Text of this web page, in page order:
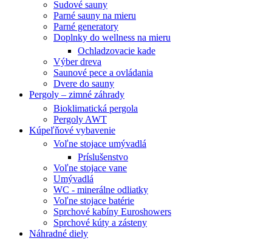
Sudové sauny
Parné sauny na mieru
Parné generatory
Doplnky do wellness na mieru
Ochladzovacie kade
Výber dreva
Saunové pece a ovládania
Dvere do sauny
Pergoly – zimné záhrady
Bioklimatická pergola
Pergoly AWT
Kúpeľňové vybavenie
Voľne stojace umývadlá
Príslušenstvo
Voľne stojace vane
Umývadlá
WC - minerálne odliatky
Voľne stojace batérie
Sprchové kabíny Euroshowers
Sprchové kúty a zásteny
Náhradné diely